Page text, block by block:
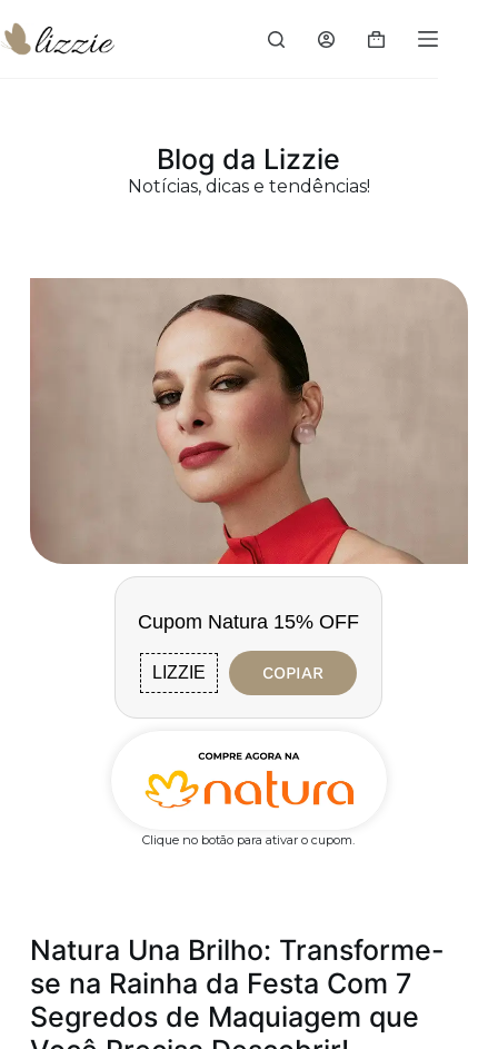
Blog da Lizzie
Notícias, dicas e tendências!
Cupom Natura 15% OFF
LIZZIE COPIAR
Clique no botão para ativar o cupom.
Natura Una Brilho: Transforme-
se na Rainha da Festa Com 7
Segredos de Maquiagem que